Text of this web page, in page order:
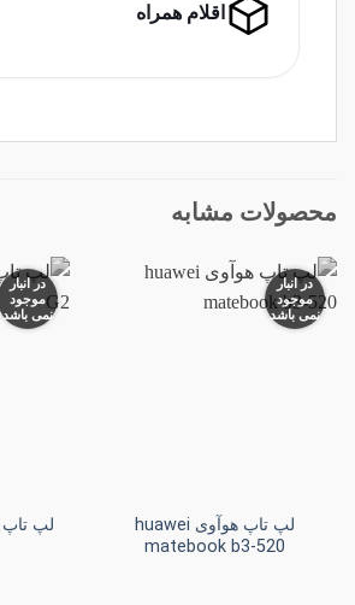
اقلام همراه
محصولات مشابه
در انبار
موجود
نمی باشد
لپ تاپ هوآوی huawei
matebook b3-520
در انبار
موجود
نمی باشد